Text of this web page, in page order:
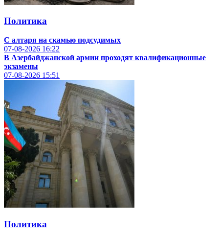
Политика
С алтаря на скамью подсудимых
07-08-2026 16:22
В Азербайджанской армии проходят квалификационные
экзамены
07-08-2026 15:51
Политика